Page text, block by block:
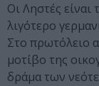
Οι Ληστές
λιγότερο
Στο πρωτόλειο
μοτίβο της
δράμα των